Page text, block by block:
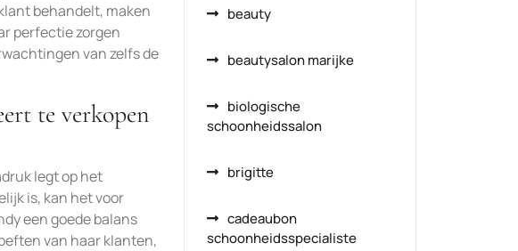
behandelt, maken
perfectie zorgen
van zelfs de
te verkopen
legt op het
is, kan het voor
een goede balans
van haar klanten,
beauty
beautysalon marijke
biologische
schoonheidssalon
brigitte
cadeaubon
schoonheidsspecialiste